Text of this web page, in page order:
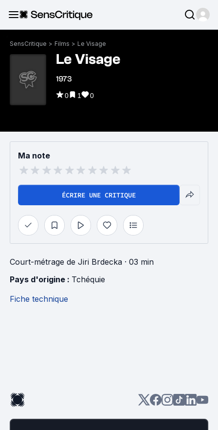
SensCritique > Films > Le Visage
Le Visage
1973
0 1 0
Ma note
ÉCRIRE UNE CRITIQUE
Court-métrage de Jiri Brdecka · 03 min
Pays d'origine : Tchéquie
Fiche technique